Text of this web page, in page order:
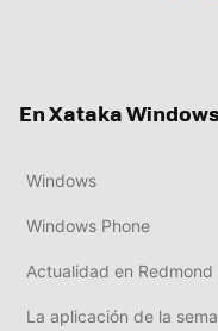
En Xataka
Windows
Windows Phone
Actualidad en Redmond
La aplicación de la